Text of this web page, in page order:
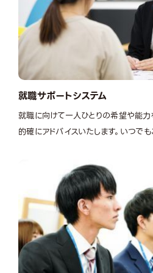
就職サポートシステム
就職に向けて一人ひとりの希望や能力
的確にアドバイスいたします。いつで